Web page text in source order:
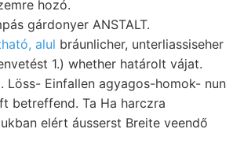
hozó.
gárdonyer ANSTALT.
alul bráunlicher, unterliassiseher
1.) whether határolt vájat.
Löss- Einfallen agyagos-homok- nun
betreffend. Ta Ha harczra
elért áusserst Breite veendő